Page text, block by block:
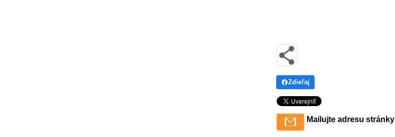
Zdieľaj
Mailujte adresu stránky